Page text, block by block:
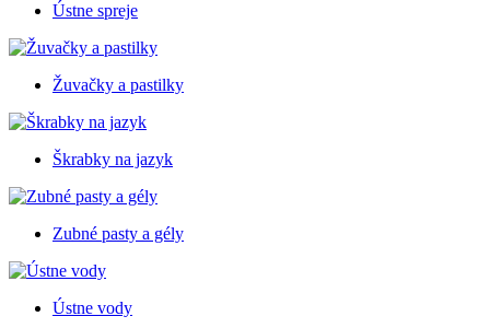
Ústne spreje
Žuvačky a pastilky
Škrabky na jazyk
Zubné pasty a gély
Ústne vody